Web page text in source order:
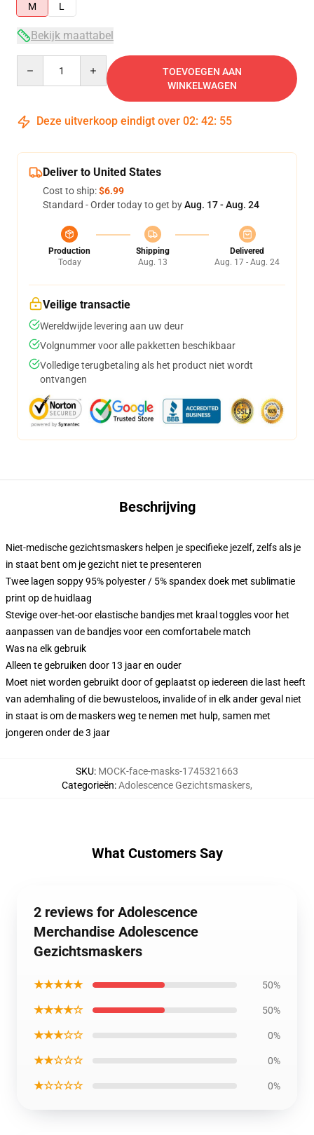
M
L
Bekijk maattabel
TOEVOEGEN AAN
WINKELWAGEN
Deze uitverkoop eindigt over 02: 42: 54
Deliver to United States
Cost to ship:$6.99
Standard - Order today to get byAug. 17 - Aug. 24
Production
Today
Shipping
Aug. 13
Delivered
Aug. 17 - Aug. 24
Veilige transactie
Wereldwijde levering aan uw deur
Volgnummer voor alle pakketten beschikbaar
Volledige terugbetaling als het product niet wordt
ontvangen
Beschrijving
Niet-medische gezichtsmaskers helpen je specifieke jezelf, zelfs als je
in staat bent om je gezicht niet te presenteren
Twee lagen soppy 95% polyester / 5% spandex doek met sublimatie
print op de huidlaag
Stevige over-het-oor elastische bandjes met kraal toggles voor het
aanpassen van de bandjes voor een comfortabele match
Was na elk gebruik
Alleen te gebruiken door 13 jaar en ouder
Moet niet worden gebruikt door of geplaatst op iedereen die last heeft
van ademhaling of die bewusteloos, invalide of in elk ander geval niet
in staat is om de maskers weg te nemen met hulp, samen met
jongeren onder de 3 jaar
SKU: MOCK-face-masks-1745321663
Categorieën:Adolescence Gezichtsmaskers,
What Customers Say
2 reviews for Adolescence
Merchandise Adolescence
Gezichtsmaskers
★★★★★ 50%
★★★★☆ 50%
★★★☆☆ 0%
★★☆☆☆ 0%
★☆☆☆☆ 0%